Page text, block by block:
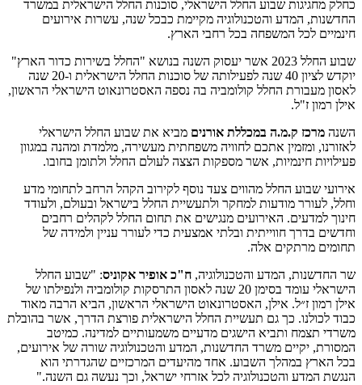
כחלק מחגיגות שבוע החלל הישראלי, סוכנות החלל הישראלית במשרד
החדשנות, המדע והטכנולוגיה מקיימת כבכל שנה, עשרות אירועים
חינמיים לכל המשפחה בכל רחבי הארץ.
שבוע החלל 2023 אשר יעסוק השנה בנושא "החלל בשירות כדור הארץ"
יוקדש לציון 40 שנה לפעילותה של סוכנות החלל הישראלית ו-20 שנה
לאסון מעבורת החלל קולומביה בה נספה האסטרונאוט הישראלי הראשון,
אילן רמון ז"ל.
השנה מרכז ק.מ.ה במכללת אורנים מביא את שבוע החלל הישראלי
לאזורנו, ומזמין אתכם לחוויה משפחתית מעשירה, מלמדת ומהנה במגוון
פעילויות חינמיות, אשר מספקות הצצה לעולם החלל ולתומן בחובו.
אירועי שבוע החלל מהווים צעד נוסף לקירוב הקהל הרחב לתחומי מדע
וחלל, לעורר מודעות למחקר ולתעשיית החלל בישראל ובעולם, ולעודד
חינוך למדעים. האירועים מנגישים את תחום החלל לקהלים רחבים
וחדשים בדרך חווייתית ובלתי אמצעית כדי לעורר עניין ולמידה של
תחומים מרתקים אלה.
שר החדשנות, המדע והטכנולוגיה, ח"כ אופיר אקוניס: "שבוע החלל
הישראלי עומד בסימן 20 שנה לאסון התרסקות קולומביה ולנפילתו של
אילן רמון ז״ל. אילן, האסטרונאוט הישראלי הראשון, הביא הרבה מאוד
כבוד לכולנו. כך גם תעשיית החלל הישראלית פורצת הדרך, אשר בהובלת
משרדי תצמח ותביא הישגים מדעיים משמעותיים למדינה. כמיטב
המסורת, יקיים משרד החדשנות, המדע והטכנולוגיה שורה של אירועים,
בכל הארץ במהלך השבוע. אחד מהיעדים המרכזיים שהגדרתי הוא
הנגשת המדע והטכנולוגיה לכל אזרחי ישראל, וכך נעשה גם השנה."